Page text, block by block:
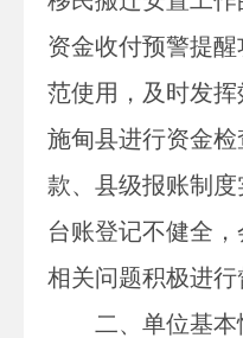
资金收付预警提
范使用，及时发挥
施甸县进行资金
款、县级报账制
台账登记不健全
相关问题积极进行
二、单位基本